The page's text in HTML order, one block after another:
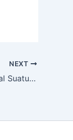
NEXT
Ukuran Diagonal-Diagonal Suatu Belah Ketupat Yang Memiliki Luas 672 cm2 Adalah